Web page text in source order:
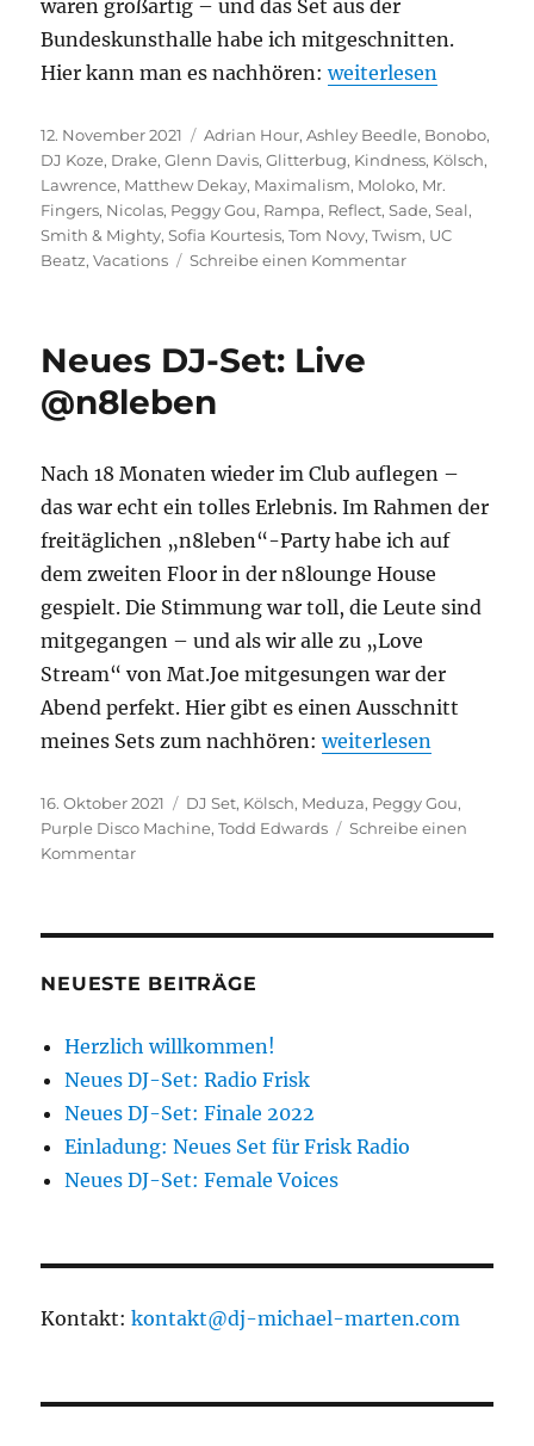
waren großartig – und das Set aus der
Bundeskunsthalle habe ich mitgeschnitten.
Hier kann man es nachhören:„Neues DJ-Set:
weiterlesen
Veröffentlicht
am
12. November 2021 Kategorien
Adrian Hour,Ashley Beedle, Bonobo,
DJ Koze, Drake,Glenn Davis,Glitterbug, Kindness, Kölsch,
Lawrence, Matthew Dekay, Maximalism, Moloko, Mr.
Fingers, Nicolas, Peggy Gou, Rampa, Reflect,Sade,Seal,
Smith & Mighty,Sofia Kourtesis,Tom Novy,Twism, UC
Beatz,Vacations Schreibe einen Kommentarzu
Neues DJ-Set: Live
@n8leben
Nach 18 Monaten wieder im Club auflegen –
das war echt ein tolles Erlebnis. Im Rahmen der
freitäglichen „n8leben“-Party habe ich auf
dem zweiten Floor in der n8lounge House
gespielt. Die Stimmung war toll, die Leute sind
mitgegangen – und als wir alle zu „Love
Stream“ von Mat.Joe mitgesungen war der
Abend perfekt. Hier gibt es einen Ausschnitt
meines Sets zum nachhören:„Neues DJ-Set: Live
weiterlesen
Veröffentlicht
am
16. Oktober 2021 Kategorien
DJ Set, Kölsch, Meduza, Peggy Gou,
Purple Disco Machine,Todd Edwards
Schreibe einen
Kommentarzu
@n8leben
NEUESTE BEITRÄGE
Herzlich willkommen!
Neues DJ-Set: Radio Frisk
Neues DJ-Set: Finale 2022
Einladung: Neues Set für Frisk Radio
Neues DJ-Set: Female Voices
Kontakt:kontakt@dj-michael-marten.com